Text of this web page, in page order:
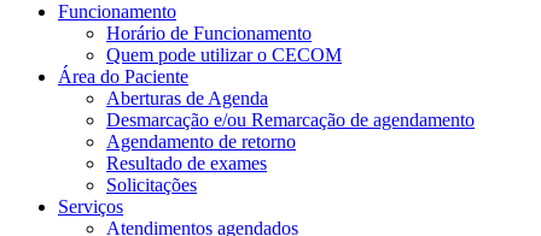
Funcionamento
Horário de Funcionamento
Quem pode utilizar o CECOM
Área do Paciente
Aberturas de Agenda
Desmarcação e/ou Remarcação de agendamento
Agendamento de retorno
Resultado de exames
Solicitações
Serviços
Atendimentos agendados